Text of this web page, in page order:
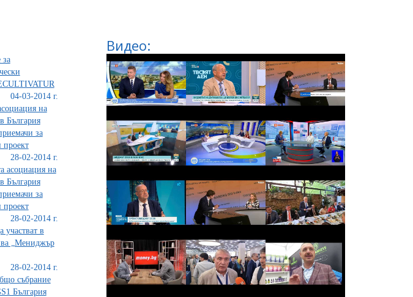
04-03-2014 г.
на
България
за
проект
28-02-2014 г.
асоциация на
България
за
проект
28-02-2014 г.
участват в
„Мениджър
28-02-2014 г.
събрание
България
Видео: